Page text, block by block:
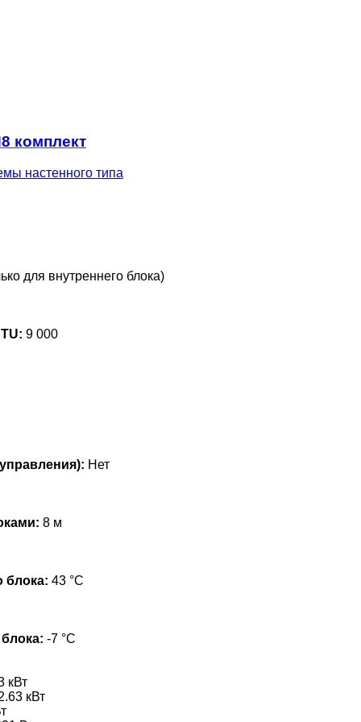
комплект
настенного типа
для внутреннего блока)
9 000
Нет
8 м
блока: 43 °С
-7 °С
кВт
кВт